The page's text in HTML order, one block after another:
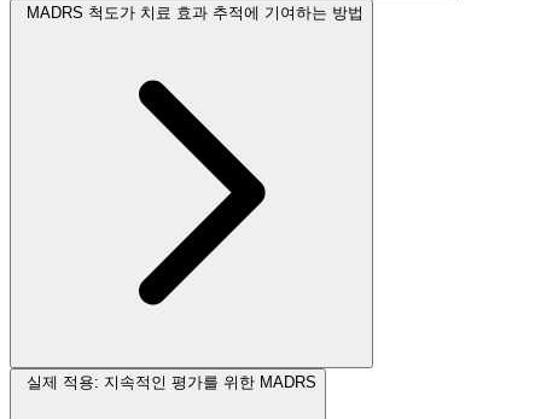
MADRS 척도가 치료 효과 추적에 기여하는 방법
실제 적용: 지속적인 평가를 위한 MADRS